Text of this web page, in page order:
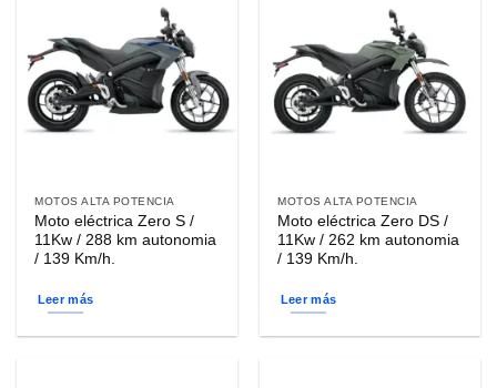
MOTOS ALTA POTENCIA
Moto eléctrica Zero S /
11Kw / 288 km autonomia
/ 139 Km/h.
Leer más
MOTOS ALTA POTENCIA
Moto eléctrica Zero DS /
11Kw / 262 km autonomia
/ 139 Km/h.
Leer más